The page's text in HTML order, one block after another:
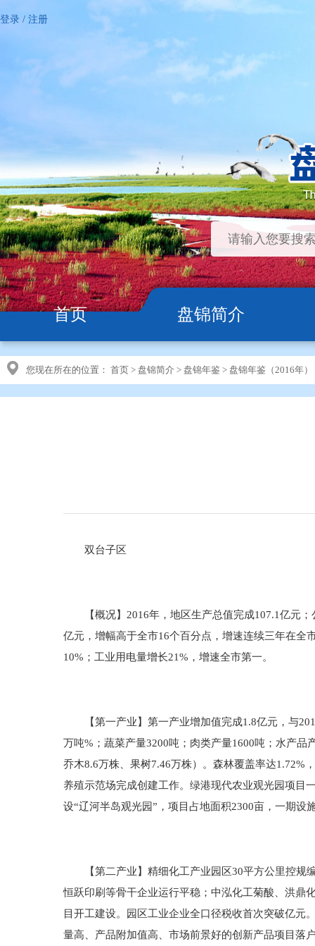
登录 / 注册
首页 盘锦简介
您现在所在的位置： 首页 > 盘锦简介 > 盘锦年鉴 > 盘锦年鉴（2016年）
双台子区
【概况】2016年，地区生产总值完成107.1亿元；
亿元，增幅高于全市16个百分点，增速连续三年在全
10%；工业用电量增长21%，增速全市第一。
【第一产业】第一产业增加值完成1.8亿元，与
万吨%；蔬菜产量3200吨；肉类产量1600吨；水产品
乔木8.6万株、果树7.46万株）。森林覆盖率达1.72%
养殖示范场完成创建工作。绿港现代农业观光园项目
设“辽河半岛观光园”，项目占地面积2300亩，一期设
【第二产业】精细化工产业园区30平方公里控规编
恒跃印刷等骨干企业运行平稳；中泓化工菊酸、洪鼎
目开工建设。园区工业企业全口径税收首次突破亿元
量高、产品附加值高、市场前景好的创新产品项目落